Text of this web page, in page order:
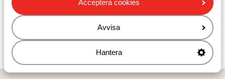
Acceptera cookies
Avvisa
Hantera